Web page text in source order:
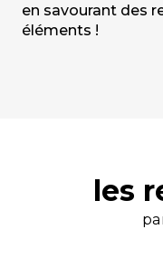
en savourant des
éléments !
les